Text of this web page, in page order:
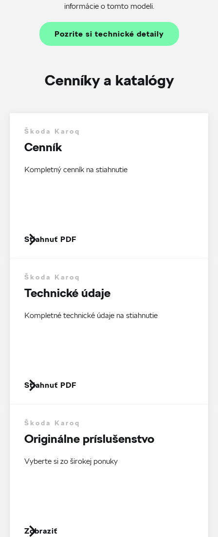
informácie o tomto modeli.
Pozrite si technické detaily
Cenníky a katalógy
Škoda Karoq
Cenník
Kompletný cenník na stiahnutie
Stiahnuť PDF
Škoda Karoq
Technické údaje
Kompletné technické údaje na stiahnutie
Stiahnuť PDF
Škoda Karoq
Originálne príslušenstvo
Vyberte si zo širokej ponuky
Zobraziť